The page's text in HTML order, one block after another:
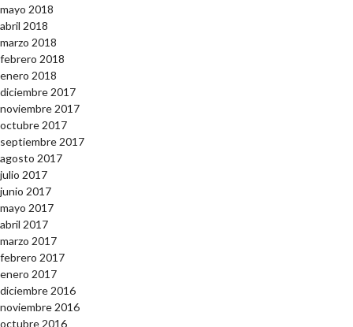
mayo 2018
abril 2018
marzo 2018
febrero 2018
enero 2018
diciembre 2017
noviembre 2017
octubre 2017
septiembre 2017
agosto 2017
julio 2017
junio 2017
mayo 2017
abril 2017
marzo 2017
febrero 2017
enero 2017
diciembre 2016
noviembre 2016
octubre 2016